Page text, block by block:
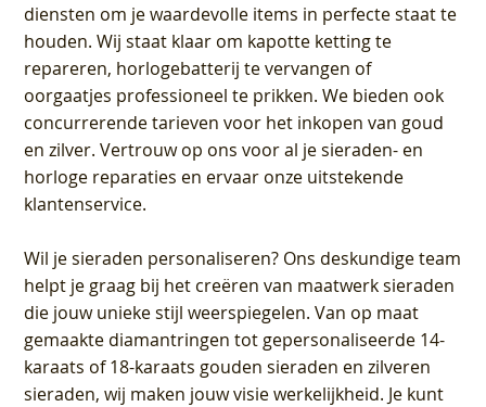
diensten om je waardevolle items in perfecte staat te
houden. Wij staat klaar om kapotte ketting te
repareren, horlogebatterij te vervangen of
oorgaatjes professioneel te prikken. We bieden ook
concurrerende tarieven voor het inkopen van goud
en zilver. Vertrouw op ons voor al je sieraden- en
horloge reparaties en ervaar onze uitstekende
klantenservice.
Wil je sieraden personaliseren? Ons deskundige team
helpt je graag bij het creëren van maatwerk sieraden
die jouw unieke stijl weerspiegelen. Van op maat
gemaakte diamantringen tot gepersonaliseerde 14-
karaats of 18-karaats gouden sieraden en zilveren
sieraden, wij maken jouw visie werkelijkheid. Je kunt